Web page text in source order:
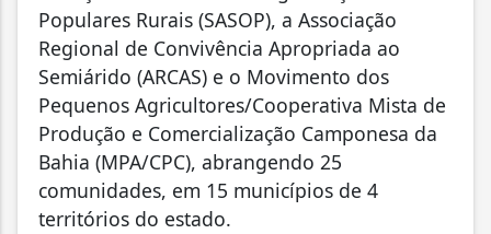
Populares Rurais (SASOP), a Associação
Regional de Convivência Apropriada ao
Semiárido (ARCAS) e o Movimento dos
Pequenos Agricultores/Cooperativa Mista de
Produção e Comercialização Camponesa da
Bahia (MPA/CPC), abrangendo 25
comunidades, em 15 municípios de 4
territórios do estado.